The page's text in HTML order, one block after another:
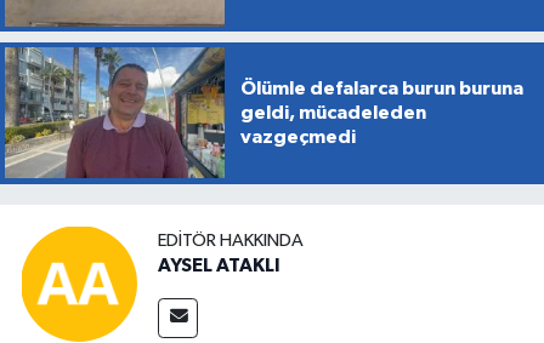
Ölümle defalarca burun buruna
geldi, mücadeleden
vazgeçmedi
EDITÖR HAKKINDA
AYSEL ATAKLI